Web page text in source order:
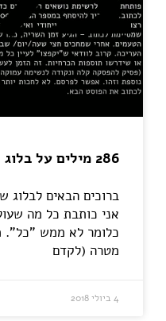
286 מילים על בלוג
ברוכים הבאים לבלוג
אני כותבת כל מה
כלומר לא ממש "כל".
מטרה (לקדם
4 ביולי 2018